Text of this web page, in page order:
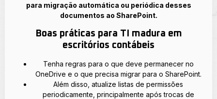
para migração automática ou periódica desses
documentos ao SharePoint.
Boas práticas para TI madura em
escritórios contábeis
Tenha regras para o que deve permanecer no
OneDrive e o que precisa migrar para o SharePoint.
Além disso, atualize listas de permissões
periodicamente, principalmente após trocas de